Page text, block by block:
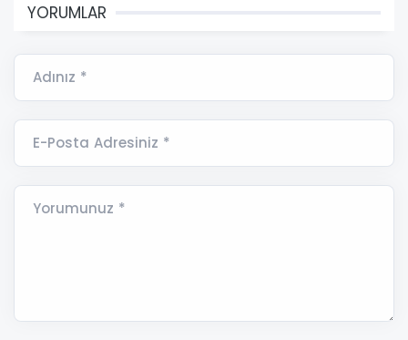
YORUMLAR
Adınız *
E-Posta Adresiniz *
Yorumunuz *